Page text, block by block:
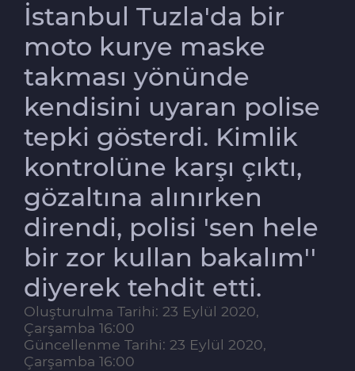
İstanbul Tuzla'da bir
moto kurye maske
takması yönünde
kendisini uyaran polise
tepki gösterdi. Kimlik
kontrolüne karşı çıktı,
gözaltına alınırken
direndi, polisi 'sen hele
bir zor kullan bakalım''
diyerek tehdit etti.
Oluşturulma Tarihi: 23 Eylül 2020,
Çarşamba 16:00
Güncellenme Tarihi: 23 Eylül 2020,
Çarşamba 16:00